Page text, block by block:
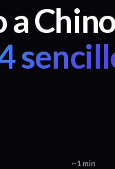
a
~1 min